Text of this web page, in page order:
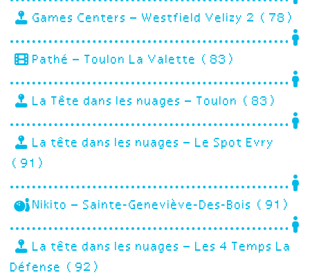
Games Centers – Westfield Velizy 2 (78)
Pathé – Toulon La Valette (83)
La Tête dans les nuages – Toulon (83)
La tête dans les nuages – Le Spot Evry
(91)
Nikito – Sainte-Geneviève-Des-Bois (91)
La tête dans les nuages – Les 4 Temps La
Défense (92)